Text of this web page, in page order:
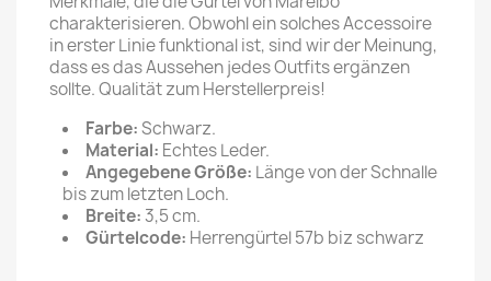
charakterisieren. Obwohl ein solches Accessoire
in erster Linie funktional ist, sind wir der Meinung,
dass es das Aussehen jedes Outfits ergänzen
sollte. Qualität zum Herstellerpreis!
Farbe:Schwarz.
Material: Echtes Leder.
Angegebene Größe: Länge von der Schnalle
bis zum letzten Loch.
Breite:3,5 cm.
Gürtelcode: Herrengürtel 57b biz schwarz